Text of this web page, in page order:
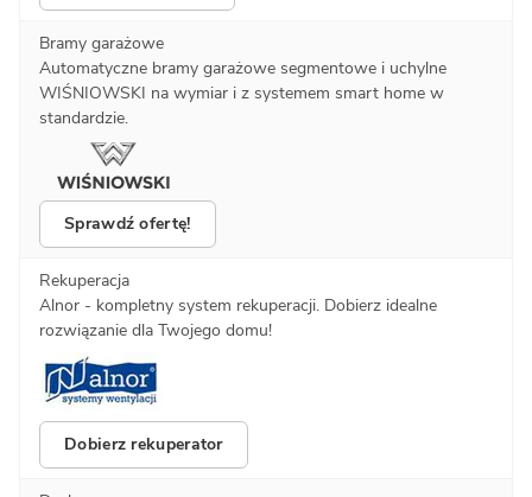
Bramy garażowe
Automatyczne bramy garażowe segmentowe i uchylne
WIŚNIOWSKI na wymiar i z systemem smart home w
standardzie.
Sprawdź ofertę!
Rekuperacja
Alnor - kompletny system rekuperacji. Dobierz idealne
rozwiązanie dla Twojego domu!
Dobierz rekuperator